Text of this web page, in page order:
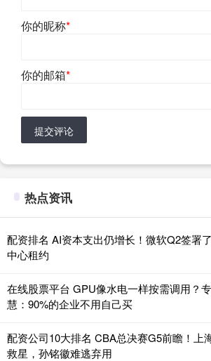
你的昵称*
你的邮箱*
提交评论
热点资讯
配资排名 AI资本支出仍增长！微软Q2签署
中心租约
在线股票平台 GPU像水电一样按需调用？
慧：90%的企业不用自己买
配资公司10大排名 CBA总决赛G5前瞻！上
救星，孙铭徽难逃弃用